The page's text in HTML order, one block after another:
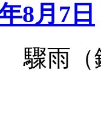
8月7日
雨（